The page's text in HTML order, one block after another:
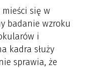
się w
badanie wzroku
i
kadra służy
sprawia, że